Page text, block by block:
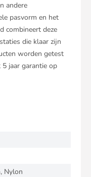
andere
pasvorm en het
combineert deze
die klaar zijn
worden getest
jaar garantie op
Nylon